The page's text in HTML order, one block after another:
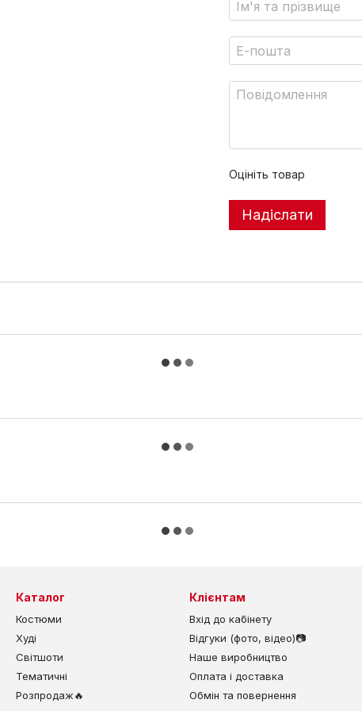
Оцініть товар
Надіслати
Каталог
Костюми
Худі
Світшоти
Тематичні
Розпродаж🔥
Клієнтам
Вхід до кабінету
Відгуки (фото, відео)📷
Наше виробництво
Оплата і доставка
Обмін та повернення